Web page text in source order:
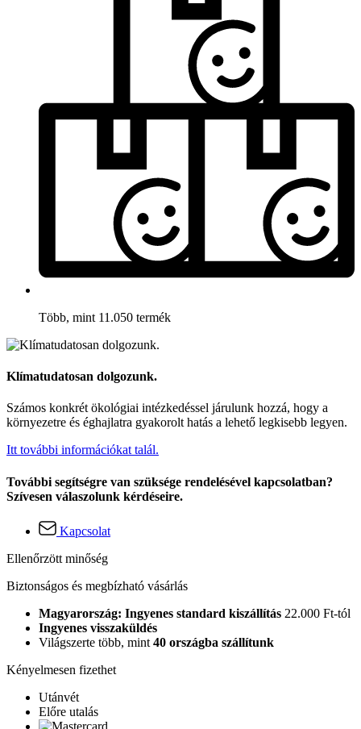
Több, mint 11.050 termék
Klímatudatosan dolgozunk.
Számos konkrét ökológiai intézkedéssel járulunk hozzá, hogy a
környezetre és éghajlatra gyakorolt hatás a lehető legkisebb legyen.
Itt további információkat talál.
További segítségre van szüksége rendelésével kapcsolatban?
Szívesen válaszolunk kérdéseire.
Kapcsolat
Ellenőrzött minőség
Biztonságos és megbízható vásárlás
Magyarország: Ingyenes standard kiszállítás 22.000 Ft-tól
Ingyenes visszaküldés
Világszerte több, mint 40 országba szállítunk
Kényelmesen fizethet
Utánvét
Előre utalás